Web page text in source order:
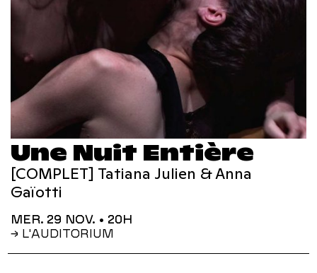
Une Nuit Entière
[COMPLET] Tatiana Julien & Anna
Gaïotti
MER. 29 NOV. • 20H
→ L'AUDITORIUM